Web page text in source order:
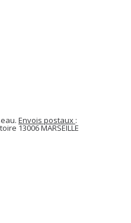
Envois postaux :
13006 MARSEILLE